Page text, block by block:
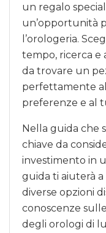
un regalo
un’opportunità
l’orologeria.
tempo, ricerca e
da trovare un
perfettamente
preferenze e al
Nella guida che
chiave da
investimento in
guida ti aiuterà
diverse opzioni
conoscenze
degli orologi di